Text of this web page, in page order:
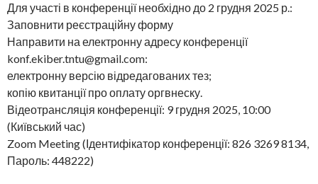
Для участі в конференції необхідно до 2 грудня 2025 р.:
Заповнити реєстраційну форму
Направити на електронну адресу конференції
konf.ekiber.tntu@gmail.com:
електронну версію відредагованих тез;
копію квитанції про оплату оргвнеску.
Відеотрансляція конференції: 9 грудня 2025, 10:00
(Київський час)
Zoom Meeting (Ідентифікатор конференції: 826 3269 8134,
Пароль: 448222)